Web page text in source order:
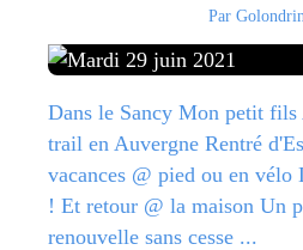
Par
Dans le Sancy Mon petit
trail en Auvergne Rentré
vacances @ pied ou en
! Et retour @ la maison Un
renouvelle sans cesse ...